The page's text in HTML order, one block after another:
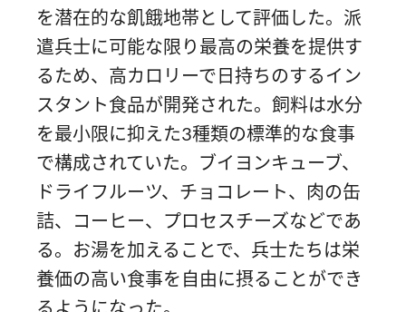
を潜在的な飢餓地帯として評価した。派
遣兵士に可能な限り最高の栄養を提供す
るため、高カロリーで日持ちのするイン
スタント食品が開発された。飼料は水分
を最小限に抑えた3種類の標準的な食事
で構成されていた。ブイヨンキューブ、
ドライフルーツ、チョコレート、肉の缶
詰、コーヒー、プロセスチーズなどであ
る。お湯を加えることで、兵士たちは栄
養価の高い食事を自由に摂ることができ
るようになった。